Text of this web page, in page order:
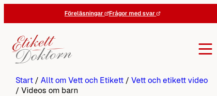
Föreläsningar Frågor med svar
Start / Allt om Vett och Etikett / Vett och etikett video
/ Videos om barn